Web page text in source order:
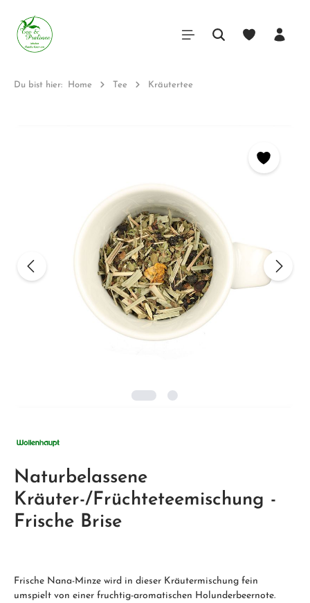
Du bist hier: Home Tee Kräutertee
Naturbelassene
Kräuter-/Früchteteemischung -
Frische Brise
Frische Nana-Minze wird in dieser Kräutermischung fein
umspielt von einer fruchtig-aromatischen Holunderbeernote.